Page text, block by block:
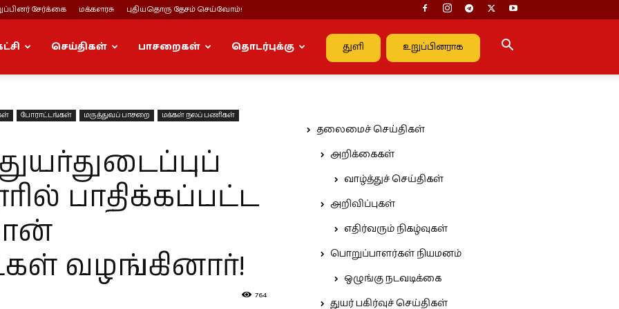
சேர்க்கை மக்களரசு புதியதொரு தேசம் செய்வோம்!
துளி உறுப்பினராக
செய்திகள் பாசறைகள் தொடர்புக்கு
போராட்டங்கள் மருத்துவப் பாசறை
மக்கள் நலப் பணிகள்
பாதிக்கப்பட்ட
வழங்கினார்!
764
தலைமைச் செய்திகள்
அறிக்கைகள்
வாழ்த்துச் செய்திகள்
அறிவிப்புகள்
எதிர்வரும் நிகழ்வுகள்
பொறுப்பாளர்கள் நியமனம்
ஒழுங்கு நடவடிக்கை
துயர் பகிர்வுச் செய்திகள்